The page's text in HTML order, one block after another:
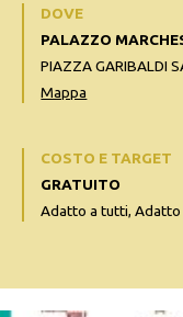
DOVE
PALAZZO
PIAZZA GARIBALDI
Mappa
COSTO E TARGET
GRATUITO
Adatto a tutti, Adatto